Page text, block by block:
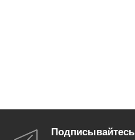
Подписывайтесь